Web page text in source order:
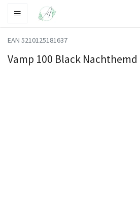
EAN 5210125181637
Vamp 100 Black Nachthemd